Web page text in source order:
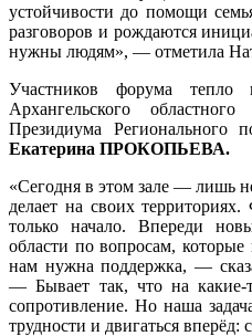
устойчивости до помощи
разговоров и рождаются
нужны людям», — отметила
Участников форума тепло
Архангельского
Президиума Регионального
Екатерина ПРОКОПЬЕВА.
«Сегодня в этом зале — лишь
делает на своих
только начало. Впереди
области по вопросам,
нам нужна поддержка, —
— Бывает так, что на какие-
сопротивление. Но наша
трудности и двигаться вперёд: